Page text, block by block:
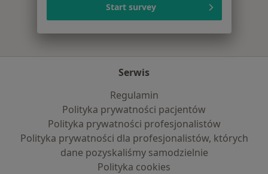
Serwis
Regulamin
Polityka prywatności pacjentów
Polityka prywatności profesjonalistów
Polityka prywatności dla profesjonalistów, których
dane pozyskaliśmy samodzielnie
Polityka cookies
Start survey